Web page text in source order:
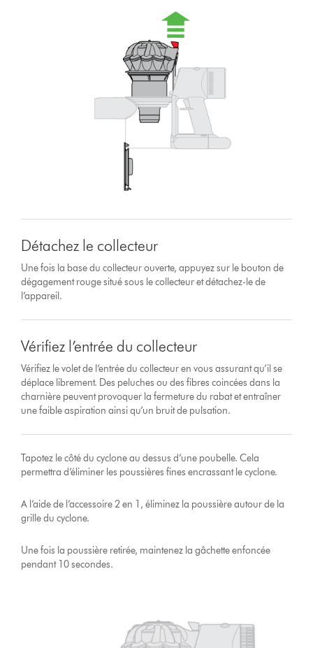
Détachez le collecteur
Une fois la base du collecteur ouverte, appuyez sur le bouton de
dégagement rouge situé sous le collecteur et détachez-le de
l’appareil.
Vérifiez l’entrée du collecteur
Vérifiez le volet de l’entrée du collecteur en vous assurant qu’il se
déplace librement. Des peluches ou des fibres coincées dans la
charnière peuvent provoquer la fermeture du rabat et entraîner
une faible aspiration ainsi qu’un bruit de pulsation.
Tapotez le côté du cyclone au dessus d’une poubelle. Cela
permettra d’éliminer les poussières fines encrassant le cyclone.
A l’aide de l’accessoire 2 en 1, éliminez la poussière autour de la
grille du cyclone.
Une fois la poussière retirée, maintenez la gâchette enfoncée
pendant 10 secondes.